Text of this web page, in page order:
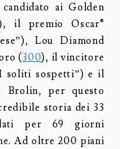
ai Golden
il premio Oscar®
Lou Diamond
(300), il vincitore
soliti sospetti”) e il
Brolin, per questo
storia dei 33
per 69 giorni
Ad oltre 200 piani